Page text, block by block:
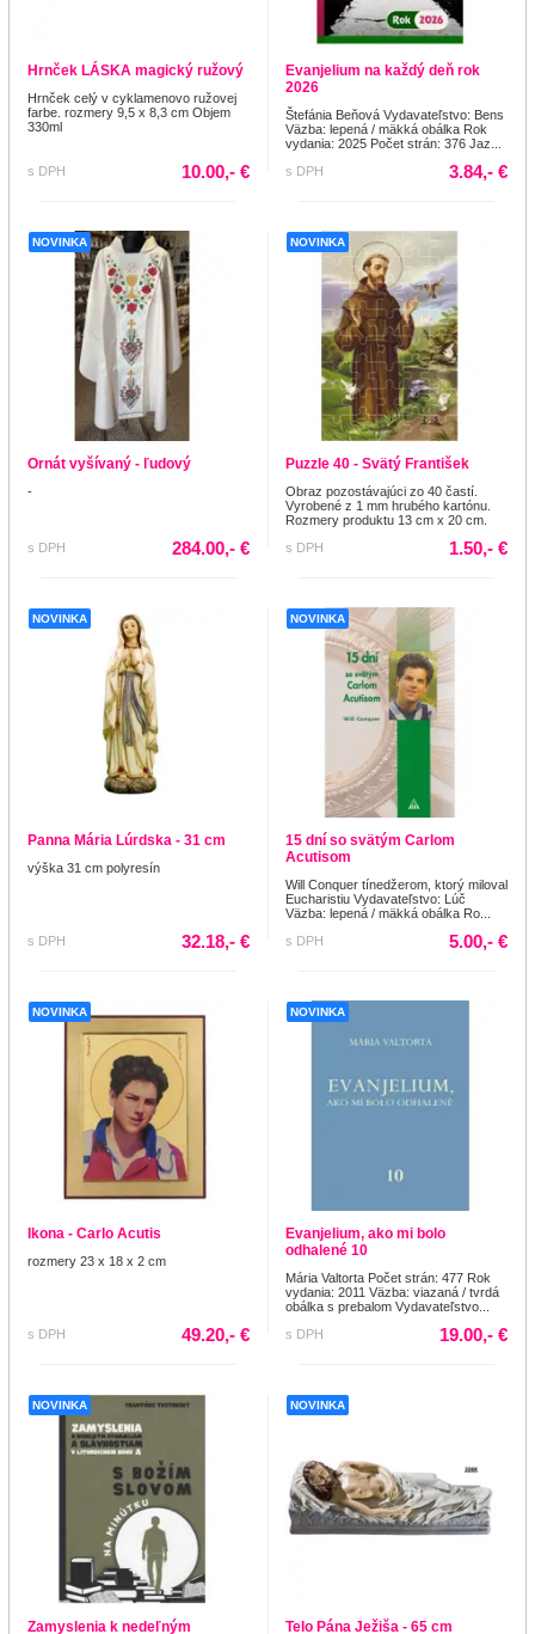
Hrnček LÁSKA magický ružový
Hrnček celý v cyklamenovo ružovej
farbe. rozmery 9,5 x 8,3 cm Objem
330ml
s DPH 10.00,- €
Evanjelium na každý deň rok
2026
Štefánia Beňová Vydavateľstvo: Bens
Väzba: lepená / mäkká obálka Rok
vydania: 2025 Počet strán: 376 Jaz...
s DPH
3.84,- €
NOVINKA
Ornát vyšívaný - ľudový
-
s DPH 284.00,- €
NOVINKA
Puzzle 40 - Svätý František
Obraz pozostávajúci zo 40 častí.
Vyrobené z 1 mm hrubého kartónu.
Rozmery produktu 13 cm x 20 cm.
s DPH
1.50,- €
NOVINKA
Panna Mária Lúrdska - 31 cm
výška 31 cm polyresín
s DPH 32.18,- €
NOVINKA
15 dní so svätým Carlom
Acutisom
Will Conquer tínedžerom, ktorý miloval
Eucharistiu Vydavateľstvo: Lúč
Väzba: lepená / mäkká obálka Ro...
s DPH
5.00,- €
NOVINKA
Ikona - Carlo Acutis
rozmery 23 x 18 x 2 cm
s DPH 49.20,- €
NOVINKA
Evanjelium, ako mi bolo
odhalené 10
Mária Valtorta Počet strán: 477 Rok
vydania: 2011 Väzba: viazaná / tvrdá
obálka s prebalom Vydavateľstvo...
s DPH
19.00,- €
NOVINKA
Zamyslenia k nedeľným
NOVINKA
Telo Pána Ježiša - 65 cm